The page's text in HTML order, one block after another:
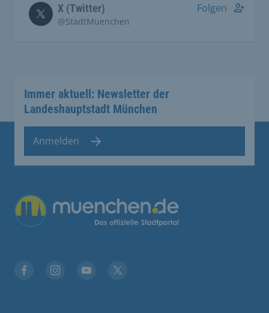
X (Twitter)
@StadtMuenchen
Folgen
Immer aktuell: Newsletter der
Landeshauptstadt München
Anmelden
Übergreifende Links